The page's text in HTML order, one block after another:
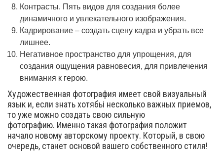
Контрасты. Пять видов для создания более
динамичного и увлекательного изображения.
Кадрирование – создать сцену кадра и убрать все
лишнее.
Негативное пространство для упрощения, для
создания ощущения равновесия, для привлечения
внимания к герою.
Художественная фотография имеет свой визуальный
язык и, если знать хотябьі несколько важных приемов,
то уже можно создать свою сильную
фотографию. Именно такая фотография положит
начало новому авторскому проекту. Который, в свою
очередь, станет основой вашего собственного стиля!